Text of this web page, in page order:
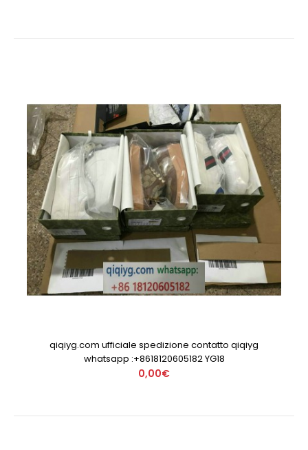
qiqiyg.com ufficiale spedizione contatto qiqiyg
whatsapp :+8618120605182 YG18
0,00€